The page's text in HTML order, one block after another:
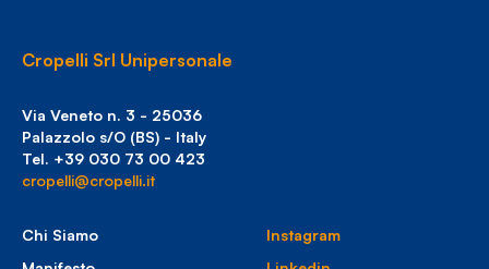
Cropelli Srl Unipersonale
Via Veneto n. 3 - 25036
Palazzolo s/O (BS) - Italy
Tel. +39 030 73 00 423
cropelli@cropelli.it
Chi Siamo
Instagram